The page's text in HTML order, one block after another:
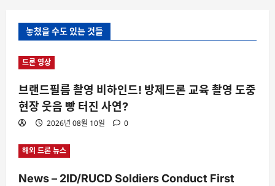
놓쳤을 수도 있는 것들
드론 영상
브랜드필름 촬영 비하인드! 방제드론 교육 촬영 도중
현장 웃음 빵 터진 사연?
2026년 08월 10일 0
해외 드론 뉴스
News – 2ID/RUCD Soldiers Conduct First